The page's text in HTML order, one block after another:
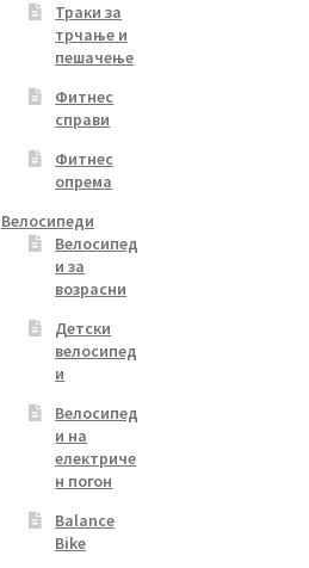
Траки за
трчање и
пешачење
Фитнес
справи
Фитнес
опрема
Велосипеди
Велосипед
и за
возрасни
Детски
велосипед
и
Велосипед
и на
електриче
н погон
Balance
Bike